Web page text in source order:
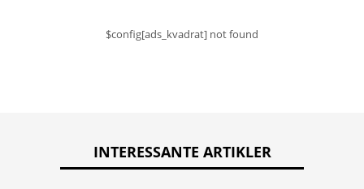
$config[ads_kvadrat] not found
INTERESSANTE ARTIKLER